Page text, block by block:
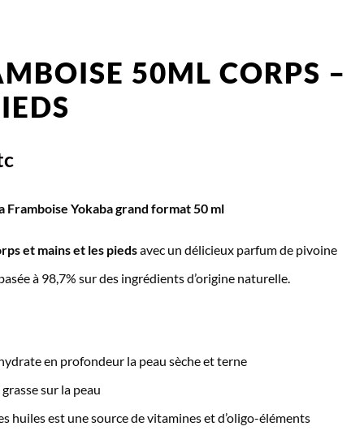
50ML CORPS –
Framboise Yokaba grand format 50 ml
et mains et les piedsavec un délicieux parfum de pivoine
à 98,7% sur des ingrédients d’origine naturelle.
en profondeur la peau sèche et terne
sur la peau
huiles est une source de vitamines et d’oligo-éléments